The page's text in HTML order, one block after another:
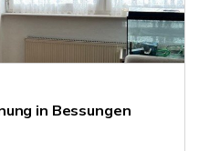
in Bessungen